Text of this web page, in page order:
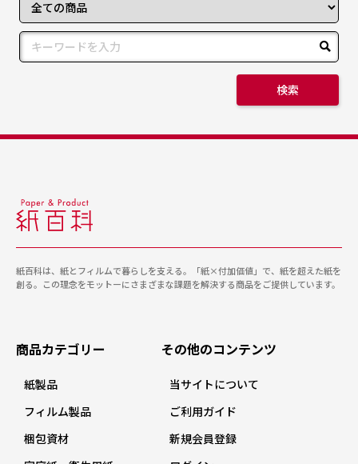
検索
紙百科は、紙とフィルムで暮らしを支える。「紙×付加価値」で、紙を超えた紙を
創る。この理念をモットーにさまざまな課題を解決する商品をご提供しています。
商品カテゴリー
紙製品
フィルム製品
梱包資材
その他のコンテンツ
当サイトについて
ご利用ガイド
新規会員登録